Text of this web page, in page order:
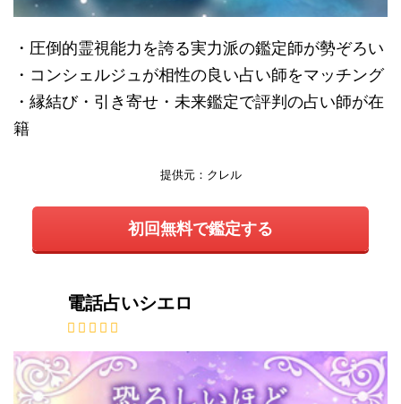
・圧倒的霊視能力を誇る実力派の鑑定師が勢ぞろい
・コンシェルジュが相性の良い占い師をマッチング
・縁結び・引き寄せ・未来鑑定で評判の占い師が在
籍
提供元：クレル
初回無料で鑑定する
電話占いシエロ